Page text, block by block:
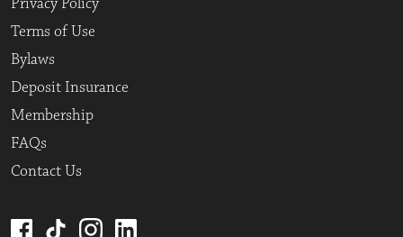
Terms of Use
Bylaws
Deposit Insurance
Membership
FAQs
Contact Us